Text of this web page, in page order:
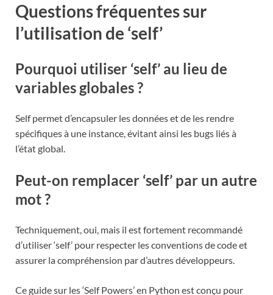
Questions fréquentes sur
l’utilisation de ‘self’
Pourquoi utiliser ‘self’ au lieu de
variables globales ?
Self permet d’encapsuler les données et de les rendre
spécifiques à une instance, évitant ainsi les bugs liés à
l’état global.
Peut-on remplacer ‘self’ par un autre
mot ?
Techniquement, oui, mais il est fortement recommandé
d’utiliser ‘self’ pour respecter les conventions de code et
assurer la compréhension par d’autres développeurs.
Ce guide sur les ‘Self Powers’ en Python est conçu pour